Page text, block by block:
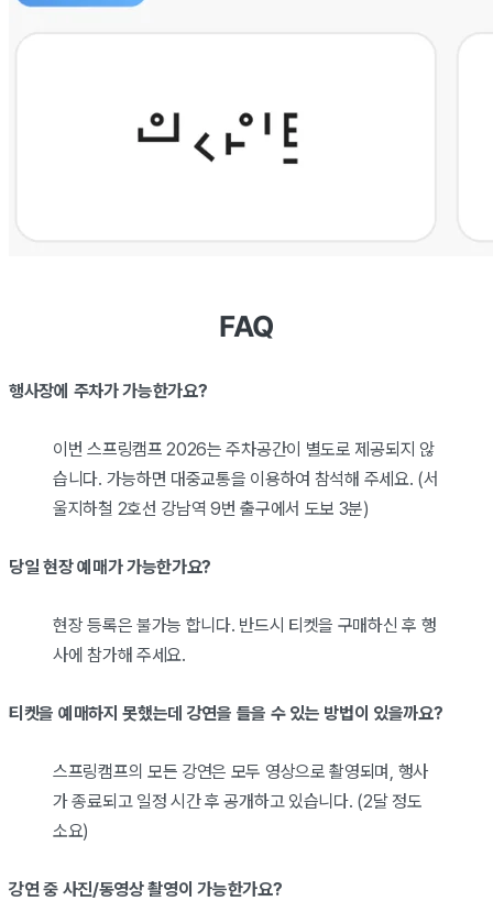
FAQ
행사장에 주차가 가능한가요?
이번 스프링캠프 2026는 주차공간이 별도로 제공되지 않
습니다. 가능하면 대중교통을 이용하여 참석해 주세요. (서
울지하철 2호선 강남역 9번 출구에서 도보 3분)
당일 현장 예매가 가능한가요?
현장 등록은 불가능 합니다. 반드시 티켓을 구매하신 후 행
사에 참가해 주세요.
티켓을 예매하지 못했는데 강연을 들을 수 있는 방법이 있을까요?
스프링캠프의 모든 강연은 모두 영상으로 촬영되며, 행사
가 종료되고 일정 시간 후 공개하고 있습니다. (2달 정도
소요)
강연 중 사진/동영상 촬영이 가능한가요?